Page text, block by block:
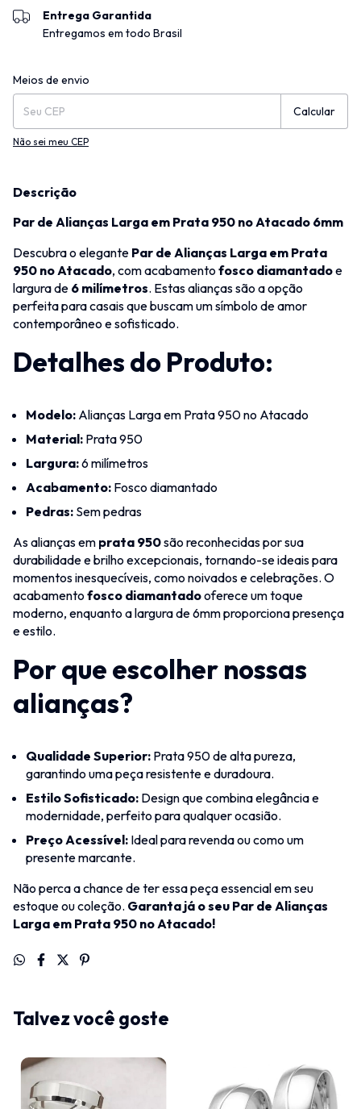
Entrega Garantida
Entregamos em todo Brasil
Entregas para o CEP:
Meios de envio
Calcular
Não sei meu CEP
Descrição
Par de Alianças Larga em Prata 950 no Atacado 6mm
Descubra o elegante Par de Alianças Larga em Prata
950 no Atacado, com acabamento fosco diamantadoe
largura de 6 milímetros. Estas alianças são a opção
perfeita para casais que buscam um símbolo de amor
contemporâneo e sofisticado.
Detalhes do Produto:
Modelo: Alianças Larga em Prata 950 no Atacado
Material: Prata 950
Largura:6 milímetros
Acabamento: Fosco diamantado
Pedras: Sem pedras
As alianças em prata 950são reconhecidas por sua
durabilidade e brilho excepcionais, tornando-se ideais para
momentos inesquecíveis, como noivados e celebrações. O
acabamento fosco diamantadooferece um toque
moderno, enquanto a largura de 6mm proporciona presença
e estilo.
Por que escolher nossas
alianças?
Qualidade Superior: Prata 950 de alta pureza,
garantindo uma peça resistente e duradoura.
Estilo Sofisticado: Design que combina elegância e
modernidade, perfeito para qualquer ocasião.
Preço Acessível: Ideal para revenda ou como um
presente marcante.
Não perca a chance de ter essa peça essencial em seu
estoque ou coleção. Garanta já o seu Par de Alianças
Larga em Prata 950 no Atacado!
Talvez você goste